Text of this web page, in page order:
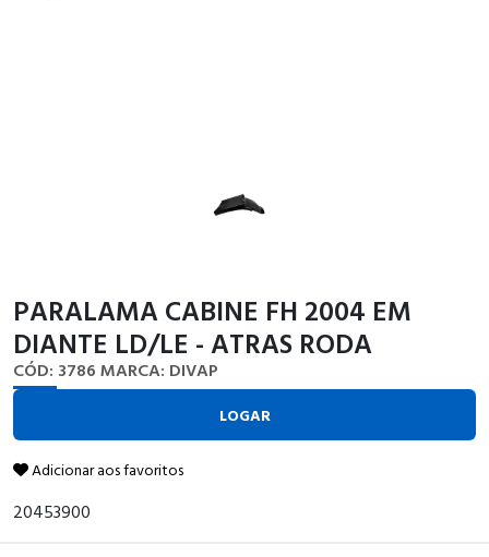
PARALAMA CABINE FH 2004 EM
DIANTE LD/LE - ATRAS RODA
CÓD: 3786 MARCA: DIVAP
LOGAR
Adicionar aos favoritos
20453900